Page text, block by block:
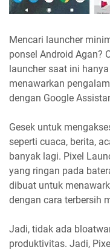
Mencari launcher
ponsel Android Agan?
launcher saat ini
menawarkan
dengan Google
Gesek untuk
seperti cuaca, berita,
banyak lagi. Pixel
yang ringan pada
dibuat untuk
dengan cara terbersih
Jadi, tidak ada
produktivitas. Jadi,